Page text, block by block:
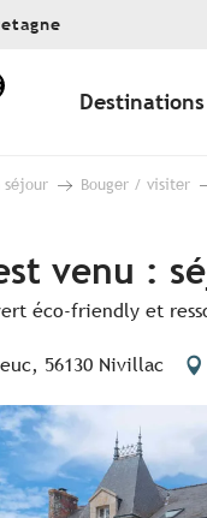
Destinations
séjour Bouger / visiter
venu :
éco-friendly et
56130 Nivillac